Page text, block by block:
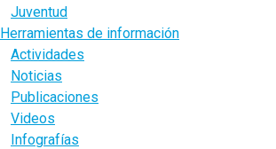
Juventud
Herramientas de información
Actividades
Noticias
Publicaciones
Videos
Infografías